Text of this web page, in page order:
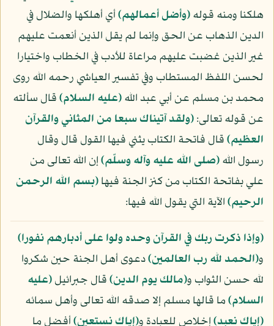
هلكنا ومنه قوله﴿وأضل أعمالهم﴾أي أهلكها والضلال في
الدين الذهاب عن الحق وإنما لم يقل الذين أنعمت عليهم
غير الذين غضبت عليهم مراعاة للأدب في الخطاب واختيارا
لحسن اللفظ المستطاب وفي تفسير العياشي رحمه الله روى
محمد بن مسلم عن أبي عبد الله(عليه السلام)قال سألته
عن قوله تعالى:﴿ولقد آتيناك سبعا من المثاني والقرآن
العظيم﴾قال فاتحة الكتاب يثني فيها القول قال وقال
رسول الله(صلى الله عليه وآله وسلّم)إن الله تعالى من
علي بفاتحة الكتاب من كنز الجنة فيها﴿بسم الله الرحمن
الرحيم﴾الآية التي يقول الله فيها:
﴿وإذا ذكرت ربك في القرآن وحده ولوا على أدبارهم نفورا﴾
و﴿الحمد لله رب العالمين﴾دعوى أهل الجنة حين شكروا
لله حسن الثواب و﴿مالك يوم الدين﴾قال جبرائيل(عليه
السلام)ما قالها مسلم إلا صدقه الله تعالى وأهل سمائه
﴿إياك نعبد﴾إخلاص للعبادة و﴿إياك نستعين﴾أفضل ما